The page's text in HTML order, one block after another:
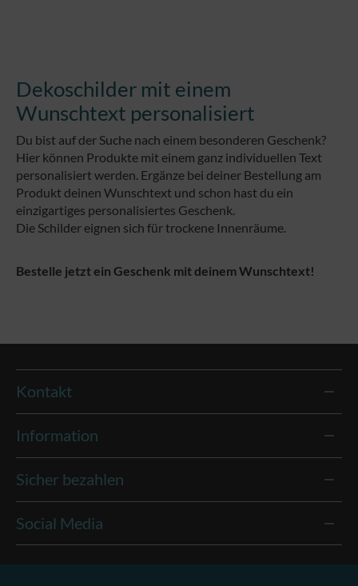
Dekoschilder mit einem
Wunschtext personalisiert
Du bist auf der Suche nach einem besonderen Geschenk?
Hier können Produkte mit einem ganz individuellen Text
personalisiert werden. Ergänze bei deiner Bestellung am
Produkt deinen Wunschtext und schon hast du ein
einzigartiges personalisiertes Geschenk.
Die Schilder eignen sich für trockene Innenräume.
Bestelle jetzt ein Geschenk mit deinem Wunschtext!
Kontakt
Information
Sicher bezahlen
Social Media